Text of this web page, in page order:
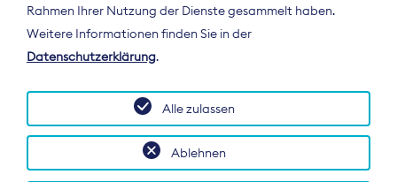
Der Bundesverband Digitalpublisher und
Zeitungsverleger (BDZV) vertritt als
Spitzenorganisation die Interessen der
Deutschland und auf EU-Ebene.
Rahmen Ihrer Nutzung der Dienste gesammelt haben.
Weitere Informationen finden Sie in der
Datenschutzerklärung.
Ablehnen
Alle zulassen